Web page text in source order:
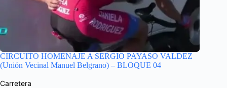
CIRCUITO HOMENAJE A SERGIO PAYASO VALDEZ
(Unión Vecinal Manuel Belgrano) – BLOQUE 04
Carretera